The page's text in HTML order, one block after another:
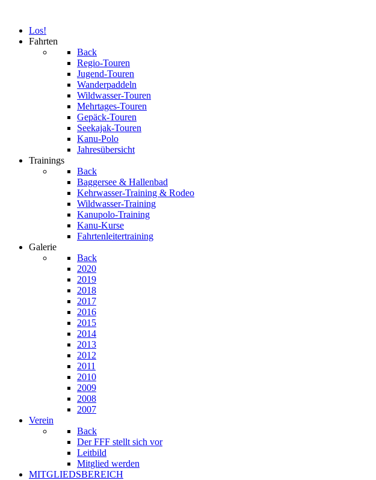
Los!
Fahrten
Back
Regio-Touren
Jugend-Touren
Wanderpaddeln
Wildwasser-Touren
Mehrtages-Touren
Gepäck-Touren
Seekajak-Touren
Kanu-Polo
Jahresübersicht
Trainings
Back
Baggersee & Hallenbad
Kehrwasser-Training & Rodeo
Wildwasser-Training
Kanupolo-Training
Kanu-Kurse
Fahrtenleitertraining
Galerie
Back
2020
2019
2018
2017
2016
2015
2014
2013
2012
2011
2010
2009
2008
2007
Verein
Back
Der FFF stellt sich vor
Leitbild
Mitglied werden
MITGLIEDSBEREICH